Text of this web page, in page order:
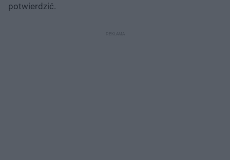
potwierdzić.